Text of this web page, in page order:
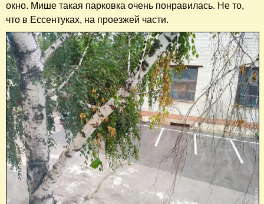
окно. Мише такая парковка очень понравилась. Не то,
что в Ессентуках, на проезжей части.